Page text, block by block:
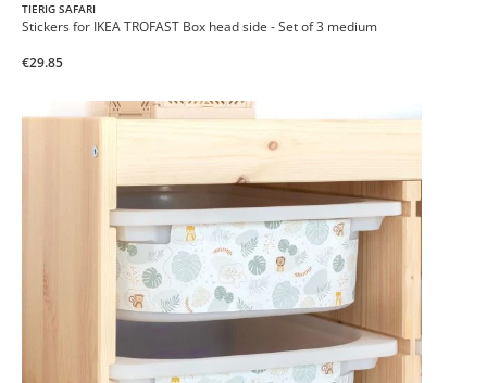
TIERIG SAFARI
Stickers for IKEA TROFAST Box head side - Set of 3 medium
€29.85